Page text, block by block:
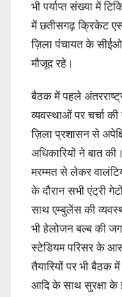
भी पर्याप्त संख्या में
में छतीसगढ़ क्रिकेट
ज़िला पंचायत के
मौजूद रहे।
बैठक में पहले
व्यवस्थाओं पर चर्चा
ज़िला प्रशासन से
अधिकारियों ने बात
मरम्मत से लेकर
के दौरान सभी एंट्री
साथ एम्बुलेंस की
भी हेलोजन बल्ब की
स्टेडियम परिसर के
तैयारियों पर भी बैठक में
आदि के साथ सुरक्षा के